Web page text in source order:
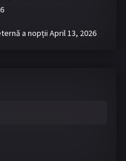
a nopții April 13, 2026